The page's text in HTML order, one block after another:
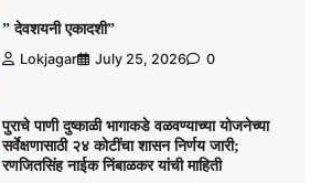
” देवशयनी एकादशी”
Lokjagar July 25, 2026 0
पुराचे पाणी दुष्काळी भागाकडे वळवण्याच्या योजनेच्या
सर्वेक्षणासाठी २४ कोटींचा शासन निर्णय जारी;
रणजितसिंह नाईक निंबाळकर यांची माहिती